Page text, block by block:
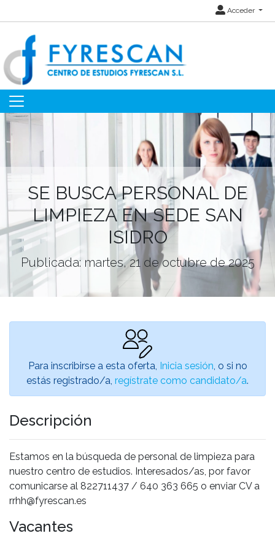
Acceder
SE BUSCA PERSONAL DE
LIMPIEZA EN SEDE SAN
ISIDRO
Publicada: martes, 21 de octubre de 2025
Para inscribirse a esta oferta, Inicia sesión , o si no
estás registrado/a, regístrate como candidato/a.
Descripción
Estamos en la búsqueda de personal de limpieza para
nuestro centro de estudios. Interesados/as, por favor
comunicarse al 822711437 / 640 363 665 o enviar CV a
rrhh@fyrescan.es
Vacantes